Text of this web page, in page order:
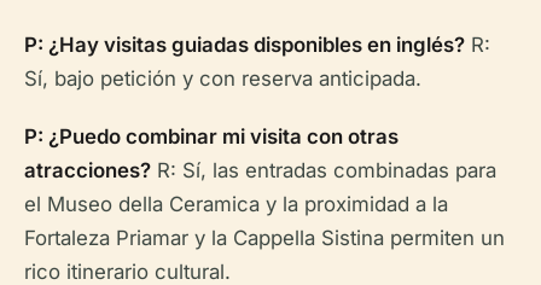
P: ¿Hay visitas guiadas disponibles en inglés? R:
Sí, bajo petición y con reserva anticipada.
P: ¿Puedo combinar mi visita con otras
atracciones? R: Sí, las entradas combinadas para
el Museo della Ceramica y la proximidad a la
Fortaleza Priamar y la Cappella Sistina permiten un
rico itinerario cultural.